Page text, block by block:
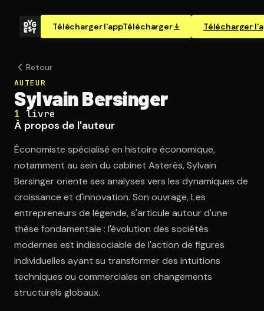
Télécharger l'appTélécharger Télécharger
Retour
AUTEUR
Sylvain Bersinger
1 livre
À propos de l'auteur
Économiste spécialisé en histoire économique,
notamment au sein du cabinet Asterès, Sylvain
Bersinger oriente ses analyses vers les dynamiques de
croissance et d'innovation. Son ouvrage, Les
entrepreneurs de légende, s'articule autour d'une
thèse fondamentale : l'évolution des sociétés
modernes est indissociable de l'action de figures
individuelles ayant su transformer des intuitions
techniques ou commerciales en changements
structurels globaux.